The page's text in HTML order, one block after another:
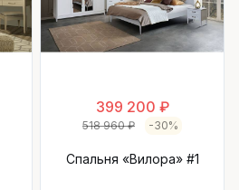
399 200 ₽
518 960 ₽ -30%
Спальня «Вилора» #1